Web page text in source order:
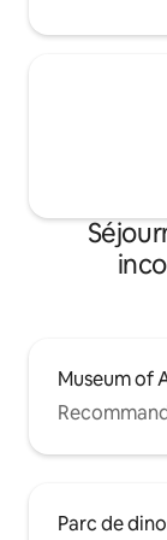
Museum of
Parc de